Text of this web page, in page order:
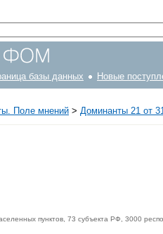
базы данных Новые
Поле мнений > Доминанты 21 от
пунктов, 73 субъекта РФ, 3000